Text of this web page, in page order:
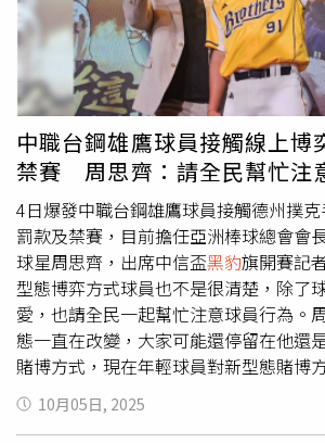
內容在她的直播中也有被提到，只是未
特·卡利爾現年36歲，曾效力明尼蘇達
（Minnesota Vikings）、卡羅萊納黑豹
隊，並曾入選明星賽。海莉則是2019年
特輯的模特兒，兩人婚姻維持約七年，
對女方的說法，除了引發網路熱議，甚
OnlyFans上的知名創作者「
自發聲。他表示，卡利爾若轉戰成人產
票，「他絕對是大尺度拍攝的熱門人選
京人、黑豹 與德州人等隊，2012年入選
Ben也提出警告：「我給他的職涯與財務
紮。」他指出，自己因尺寸關係過去也
「有時候真的太大會造成困擾。」他強
OnlyFans每月收入高達4萬至8萬美元（
256萬元）不等，而選擇結紮讓他得以
煩。此外，成人直播平台CamSoda也乘
中職台鋼雄鷹球員接觸線上博
禁賽 周思齊：請全民幫忙注
4日爆發中職台鋼雄鷹球員接觸德州撲
罰款及禁賽，目前擔任亞洲棒球總會會
球星周思齊，出席中信盃黑豹旗開賽記
型態博弈方式球員也不是很清楚，除了
愛，也請全民一起幫忙注意球員行為。
態一直在改變，大家可能還停留在他還
賭博方式，現在年輕球員對新型態賭博
己也聽過有些球員可能不是賭線上的或
自己背債，所以叮囑年輕球員在博弈這
10月05日, 2025